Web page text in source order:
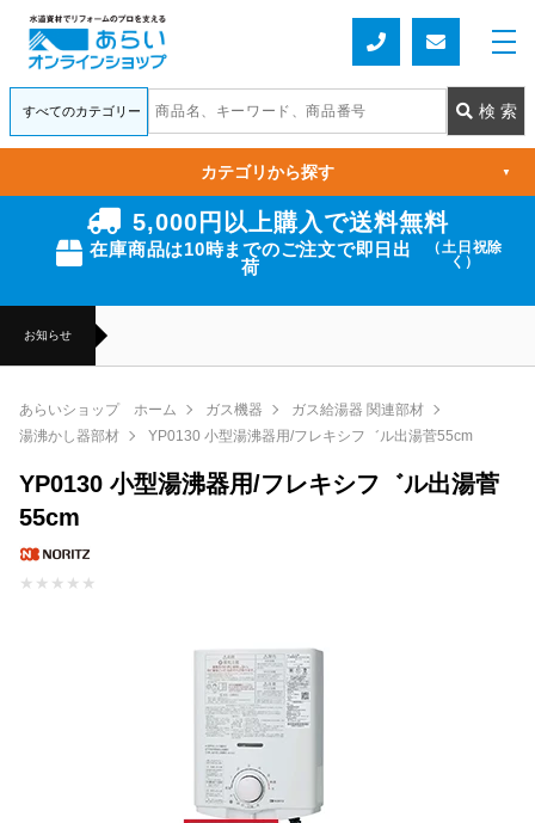
5,000円以上購入で送料無料
在庫商品は10時までのご注文で即日出
荷
（土日祝除
く）
お知らせ
カテゴリから探す ▼
あらいショップ ホーム ガス機器
ガス給湯器 関連部材
湯沸かし器部材
YP0130 小型湯沸器用/フレキシフ゛ル出湯菅55cm
YP0130 小型湯沸器用/フレキシフ゛ル出湯菅
55cm
★ ★ ★ ★ ★